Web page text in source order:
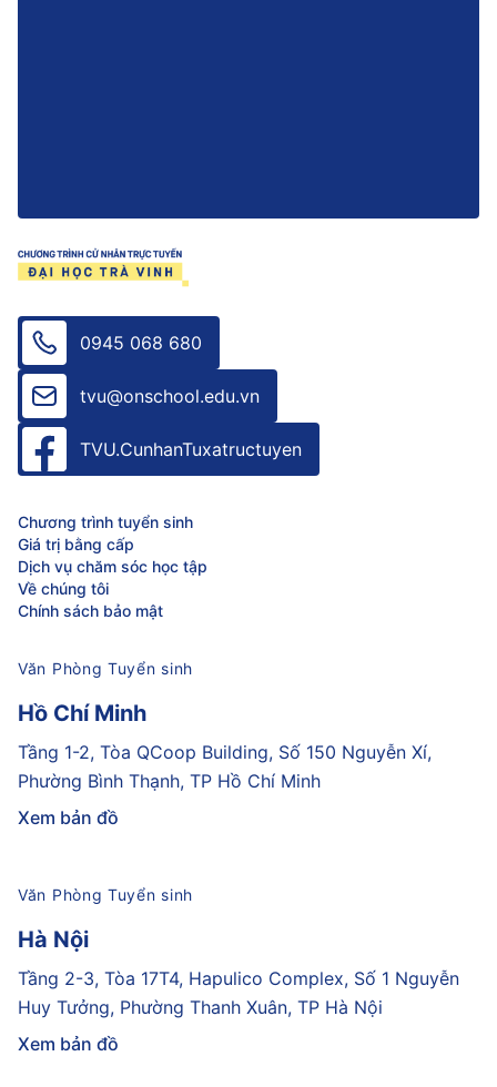
0945 068 680
tvu@onschool.edu.vn
TVU.CunhanTuxatructuyen
Chương trình tuyển sinh
Giá trị bằng cấp
Dịch vụ chăm sóc học tập
Về chúng tôi
Chính sách bảo mật
Văn Phòng Tuyển sinh
Hồ Chí Minh
Tầng 1-2, Tòa QCoop Building, Số 150 Nguyễn Xí,
Phường Bình Thạnh, TP Hồ Chí Minh
Xem bản đồ
Văn Phòng Tuyển sinh
Hà Nội
Tầng 2-3, Tòa 17T4, Hapulico Complex, Số 1 Nguyễn
Huy Tưởng, Phường Thanh Xuân, TP Hà Nội
Xem bản đồ